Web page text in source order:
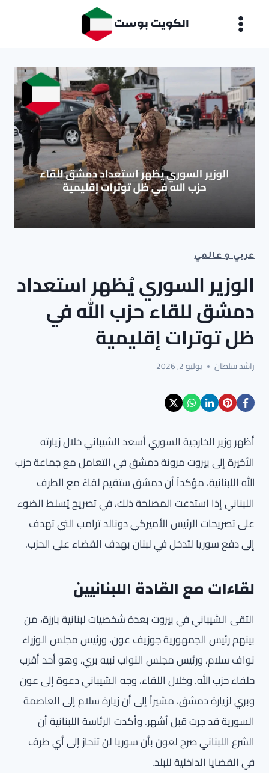
الكويت بوست
عربي و عالمي
الوزير السوري يُظهر استعداد
دمشق للقاء حزب الله في
ظل توترات إقليمية
راشد سلطان يوليو 2, 2026
أظهر وزير الخارجية السوري أسعد الشيباني خلال زيارته
الأخيرة إلى بيروت مرونة دمشق في التعامل مع جماعة حزب
الله اللبنانية، مؤكداً أن دمشق ستقيم لقاءً مع الطرف
اللبناني إذا استدعت المصلحة ذلك، في تصريح يُسلط الضوء
على تصريحات الرئيس الأميركي دونالد ترامب التي تهدف
إلى دفع سوريا لتدخل في لبنان بهدف القضاء على الحزب.
لقاءات مع القادة اللبنانيين
التقى الشيباني في بيروت بعدة شخصيات لبنانية بارزة، من
بينهم رئيس الجمهورية جوزيف عون، ورئيس مجلس الوزراء
نواف سلام، ورئيس مجلس النواب نبيه بري، وهو أحد أقرب
حلفاء حزب الله. وخلال اللقاء، وجه الشيباني دعوة إلى عون
وبري لزيارة دمشق، مشيراً إلى أن زيارة سلام إلى العاصمة
السورية قد جرت قبل أشهر. وأكدت الرئاسة اللبنانية أن
الشرع اللبناني صرح لعون بأن سوريا لن تنحاز إلى أي طرف
في القضايا الداخلية للبلد.